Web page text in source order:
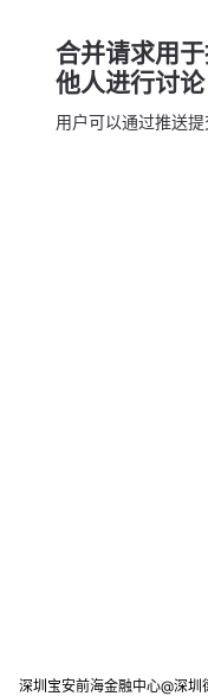
合并请求用
他人进行讨论
用户可以通过推送提
深圳宝安前海金融中心@深